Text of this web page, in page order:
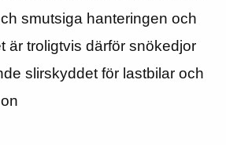
smutsiga hanteringen och
är troligtvis därför snökedjor
slirskyddet för lastbilar och